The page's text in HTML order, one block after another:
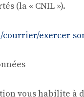
(la « CNIL »).
exercer-
vous habilite à